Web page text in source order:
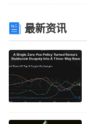
最新资讯